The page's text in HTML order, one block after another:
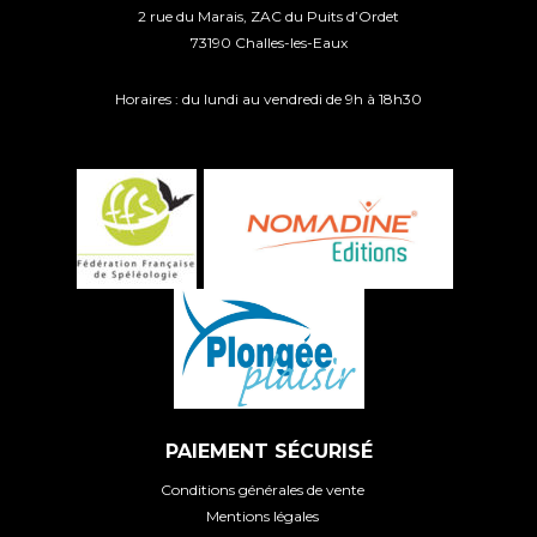
2 rue du Marais, ZAC du Puits d’Ordet
73190 Challes-les-Eaux
Horaires : du lundi au vendredi de 9h à 18h30
PAIEMENT SÉCURISÉ
Conditions générales de vente
Mentions légales